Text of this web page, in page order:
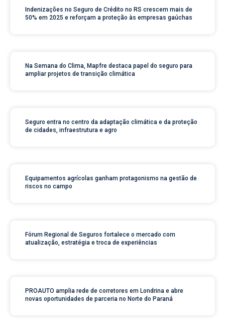
Indenizações no Seguro de Crédito no RS crescem mais de
50% em 2025 e reforçam a proteção às empresas gaúchas
Na Semana do Clima, Mapfre destaca papel do seguro para
ampliar projetos de transição climática
Seguro entra no centro da adaptação climática e da proteção
de cidades, infraestrutura e agro
Equipamentos agrícolas ganham protagonismo na gestão de
riscos no campo
Fórum Regional de Seguros fortalece o mercado com
atualização, estratégia e troca de experiências
PROAUTO amplia rede de corretores em Londrina e abre
novas oportunidades de parceria no Norte do Paraná